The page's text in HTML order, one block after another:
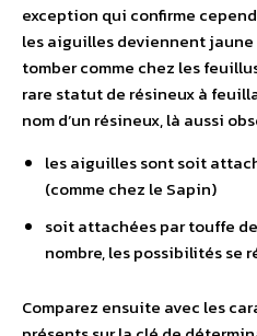
exception qui confirme
les aiguilles deviennent jaune
tomber comme chez les
rare statut de résineux à
nom d’un résineux, là aussi
les aiguilles sont soit
(comme chez le Sapin)
soit attachées par touffe
nombre, les possibilités se
Comparez ensuite avec les